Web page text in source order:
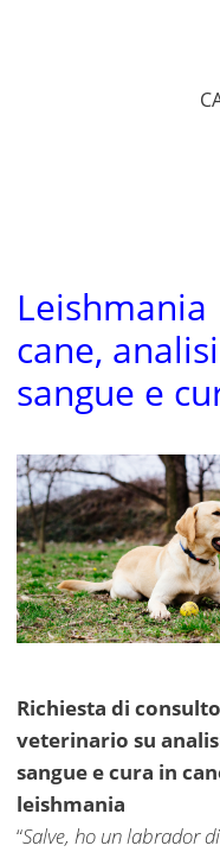
Leishmania
cane,
sangue e
Richiesta di consulto
veterinario su
sangue e cura in
leishmania
“Salve, ho un labrador